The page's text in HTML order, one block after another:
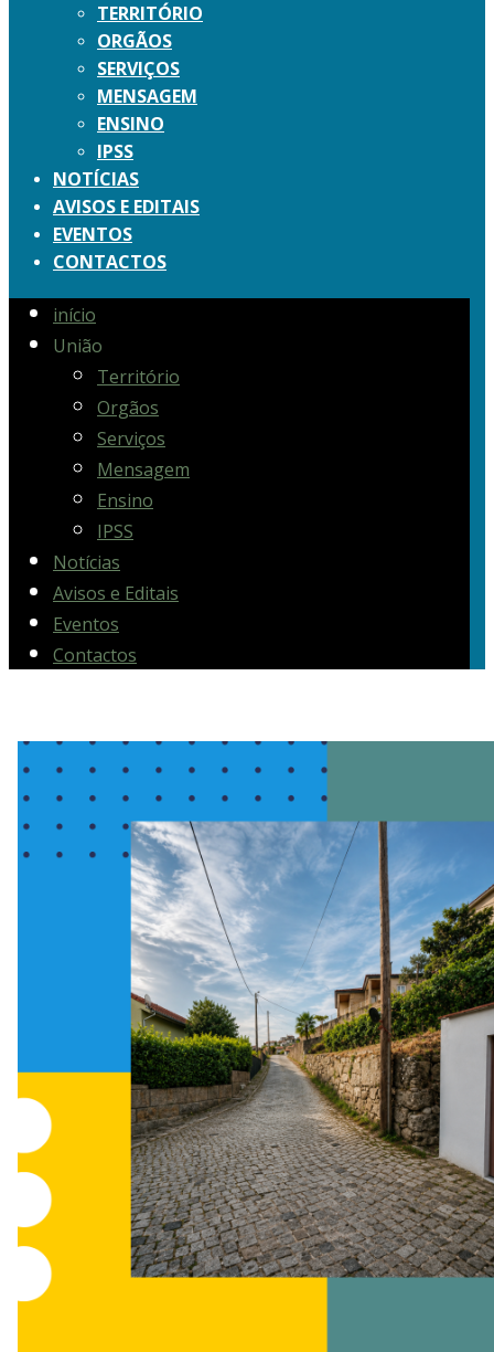
TERRITÓRIO
ORGÃOS
SERVIÇOS
MENSAGEM
ENSINO
IPSS
NOTÍCIAS
AVISOS E EDITAIS
EVENTOS
CONTACTOS
início
União
Território
Orgãos
Serviços
Mensagem
Ensino
IPSS
Notícias
Avisos e Editais
Eventos
Contactos